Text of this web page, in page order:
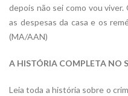
depois não sei como vou
as despesas da casa e os
(MA/AAN)
A HISTÓRIA COMPLETA NO
Leia toda a história sobre o